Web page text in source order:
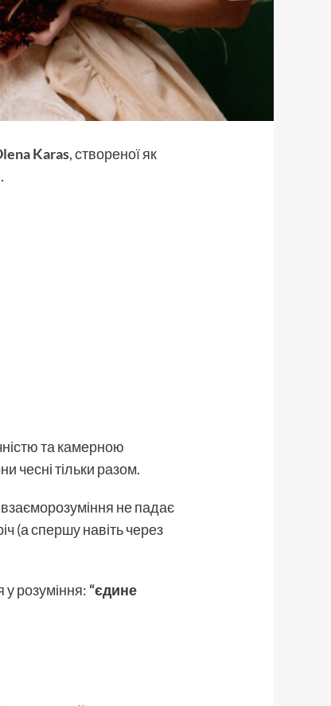
Karas, створеної як
та камерною
чесні тільки разом.
не падає
(а спершу навіть через
у розуміння: “єдине